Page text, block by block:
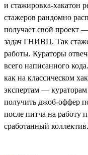
и стажировка-хакатон
стажеров рандомно
получает свой проект
задач ГНИВЦ. Так
работы. Кураторы
всего написанного
как на классическом
экспертам —
получить джоб-оффер
после питча на работу
сработанный коллектив.